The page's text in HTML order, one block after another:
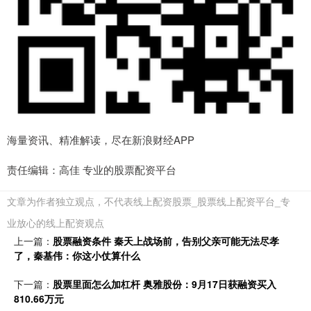
海量资讯、精准解读，尽在新浪财经APP
责任编辑：高佳 专业的股票配资平台
文章为作者独立观点，不代表线上配资股票_股票线上配资平台_专
业放心的线上配资观点
上一篇： 股票融资条件 秦天上战场前，告别父亲可能无法尽孝
了，秦基伟：你这小仗算什么
下一篇： 股票里面怎么加杠杆 奥雅股份：9月17日获融资买入
810.66万元